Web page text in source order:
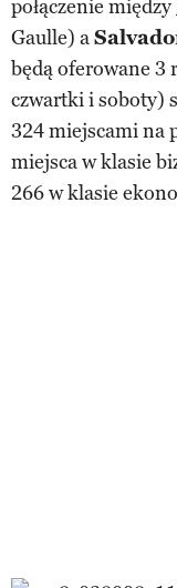
połączenie między
Gaulle) a
będą oferowane 3
czwartki i soboty)
324 miejscami na
miejsca w klasie
266 w klasie